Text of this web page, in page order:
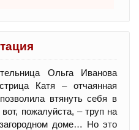
Ольга Иванова
Катя – отчаянная
втянуть себя в
пожалуйста, – труп на
доме… Но это